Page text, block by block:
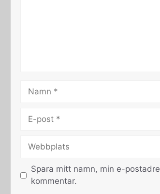
Namn
Webbplats
Spara mitt namn, min e-
kommentar.